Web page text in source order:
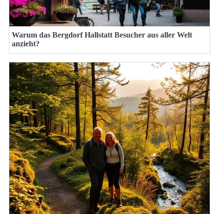
Warum das Bergdorf Hallstatt Besucher aus aller Welt
anzieht?